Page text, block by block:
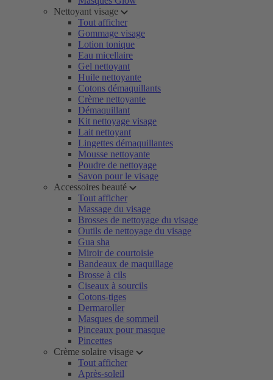
Nettoyant visage
Tout afficher
Gommage visage
Lotion tonique
Eau micellaire
Gel nettoyant
Huile nettoyante
Cotons démaquillants
Crème nettoyante
Démaquillant
Kit nettoyage visage
Lait nettoyant
Lingettes démaquillantes
Mousse nettoyante
Poudre de nettoyage
Savon pour le visage
Accessoires beauté
Tout afficher
Massage du visage
Brosses de nettoyage du visage
Outils de nettoyage du visage
Gua sha
Miroir de courtoisie
Bandeaux de maquillage
Brosse à cils
Ciseaux à sourcils
Cotons-tiges
Dermaroller
Masques de sommeil
Pinceaux pour masque
Pincettes
Crème solaire visage
Tout afficher
Après-soleil